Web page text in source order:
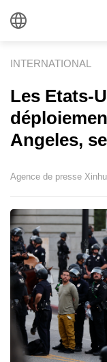
INTERNATIONAL
Les Etats-
Angeles,
Agence de presse